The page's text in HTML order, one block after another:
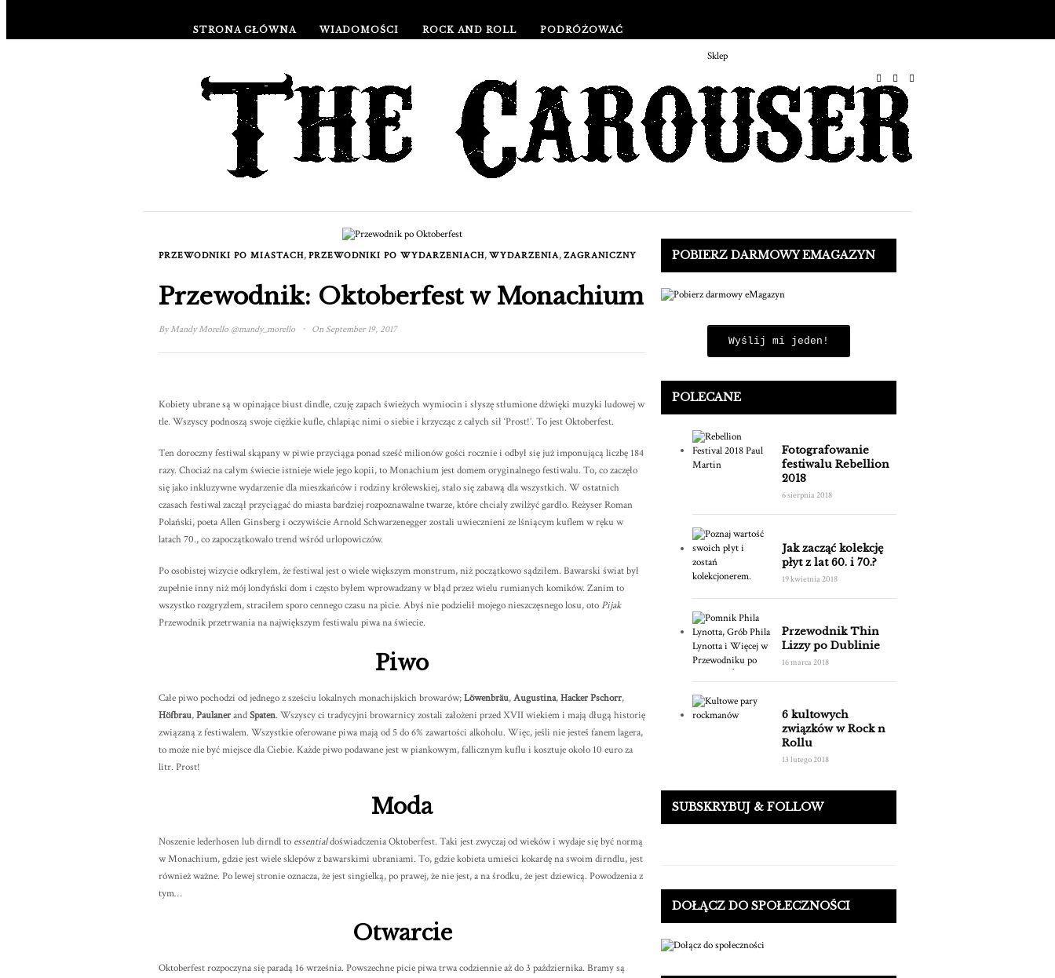
STRONA GŁÓWNA WIADOMOŚCI ROCK AND ROLL PODRÓŻOWAĆ
Sklep
PRZEWODNIKI PO MIASTACH, PRZEWODNIKI PO WYDARZENIACH, WYDARZENIA, ZAGRANICZNY
Przewodnik: Oktoberfest w Monachium
ByMandy Morello @mandy_morello · On September 19, 2017
Kobiety ubrane są w opinające biust dindle, czuję zapach świeżych wymiocin i słyszę stłumione dźwięki muzyki ludowej w
tle. Wszyscy podnoszą swoje ciężkie kufle, chlapiąc nimi o siebie i krzycząc z całych sił ‘Prost!’. To jest Oktoberfest.
Ten doroczny festiwal skąpany w piwie przyciąga ponad sześć milionów gości rocznie i odbył się już imponującą liczbę 184
razy. Chociaż na całym świecie istnieje wiele jego kopii, to Monachium jest domem oryginalnego festiwalu. To, co zaczęło
się jako inkluzywne wydarzenie dla mieszkańców i rodziny królewskiej, stało się zabawą dla wszystkich. W ostatnich
czasach festiwal zaczął przyciągać do miasta bardziej rozpoznawalne twarze, które chciały zwilżyć gardło. Reżyser Roman
Polański, poeta Allen Ginsberg i oczywiście Arnold Schwarzenegger zostali uwiecznieni ze lśniącym kuflem w ręku w
latach 70., co zapoczątkowało trend wśród urlopowiczów.
Po osobistej wizycie odkryłem, że festiwal jest o wiele większym monstrum, niż początkowo sądziłem. Bawarski świat był
zupełnie inny niż mój londyński dom i często byłem wprowadzany w błąd przez wielu rumianych komików. Zanim to
wszystko rozgryzłem, straciłem sporo cennego czasu na picie. Abyś nie podzielił mojego nieszczęsnego losu, otoPijak
Przewodnik przetrwania na największym festiwalu piwa na świecie.
Piwo
Całe piwo pochodzi od jednego z sześciu lokalnych monachijskich browarów;Löwenbräu,Augustina,Hacker Pschorr,
Höfbrau,PaulanerandSpaten. Wszyscy ci tradycyjni browarnicy zostali założeni przed XVII wiekiem i mają długą historię
związaną z festiwalem. Wszystkie oferowane piwa mają od 5 do 6% zawartości alkoholu. Więc, jeśli nie jesteś fanem lagera,
to może nie być miejsce dla Ciebie. Każde piwo podawane jest w piankowym, fallicznym kuflu i kosztuje około 10 euro za
litr. Prost!
Moda
Noszenie lederhosen lub dirndl to essentialdoświadczenia Oktoberfest. Taki jest zwyczaj od wieków i wydaje się być normą
w Monachium, gdzie jest wiele sklepów z bawarskimi ubraniami. To, gdzie kobieta umieści kokardę na swoim dirndlu, jest
również ważne. Po lewej stronie oznacza, że jest singielką, po prawej, że nie jest, a na środku, że jest dziewicą. Powodzenia z
tym…
Otwarcie
Oktoberfest rozpoczyna się paradą 16 września. Powszechne picie piwa trwa codziennie aż do 3 października. Bramy są
POBIERZ DARMOWY EMAGAZYN
Wyślij mi jeden!
POLECANE
Fotografowanie
festiwalu Rebellion
2018
6 sierpnia 2018
Jak zacząć kolekcję
płyt z lat 60. i 70.?
19 kwietnia 2018
Przewodnik Thin
Lizzy po Dublinie
16 marca 2018
6 kultowych
związków w Rock n
Rollu
13 lutego 2018
SUBSKRYBUJ & FOLLOW
DOŁĄCZ DO SPOŁECZNOŚCI